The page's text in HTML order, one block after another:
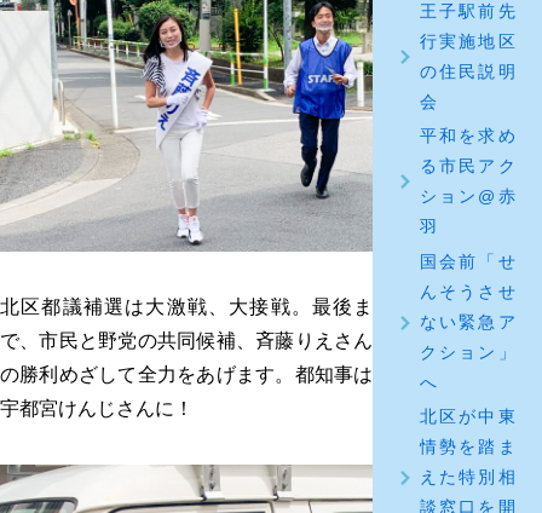
北区都議補選は大激戦、大接戦。最後ま
で、市民と野党の共同候補、斉藤りえさん
の勝利めざして全力をあげます。都知事は
宇都宮けんじさんに！
王子駅前先
行実施地区
の住民説明
会
平和を求め
る市民アク
ション@赤
羽
国会前「せ
んそうさせ
ない緊急ア
クション」
へ
北区が中東
情勢を踏ま
えた特別相
談窓口を開